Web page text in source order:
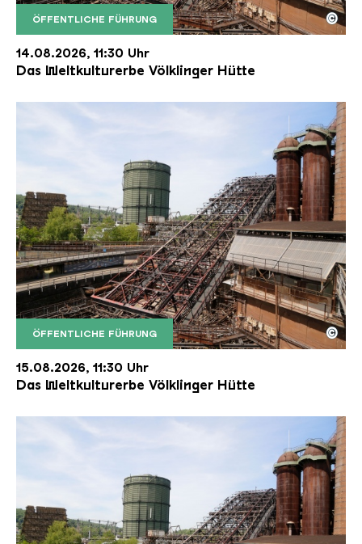
ÖFFENTLICHE FÜHRUNG
Der Erzschrägaufzug der Völklinger Hütte mit
Copyright: Weltkulturerbe Völklinger Hütte | Karl
©
14.08.2026, 11:30 Uhr
Das Weltkulturerbe Völklinger Hütte
ÖFFENTLICHE FÜHRUNG
Der Erzschrägaufzug der Völklinger Hütte mit
Copyright: Weltkulturerbe Völklinger Hütte | Karl
©
15.08.2026, 11:30 Uhr
Das Weltkulturerbe Völklinger Hütte